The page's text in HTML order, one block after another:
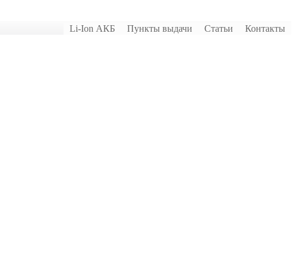
Li-Ion АКБ Пункты выдачи Статьи Контакты